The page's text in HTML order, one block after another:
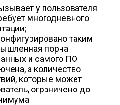
у пользователя
многодневного
таким
порча
и самого ПО
а количество
которые может
ограничено до